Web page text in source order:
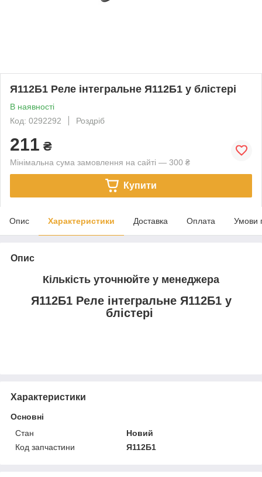
Я112Б1 Реле інтегральне Я112Б1 у блістері
В наявності
Код: 0292292
Роздріб
211 ₴
Мінімальна сума замовлення на сайті — 300 ₴
Купити
Опис Характеристики Доставка Оплата Умови
Опис
Кількість уточнюйте у менеджера
Я112Б1 Реле інтегральне Я112Б1 у
блістері
Характеристики
Основні
Стан
Новий
Код запчастини
Я112Б1